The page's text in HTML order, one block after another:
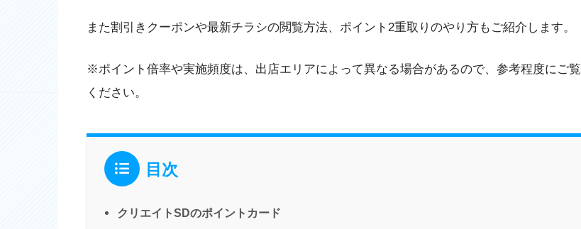
また割引きクーポンや最新チラシの閲覧方法、ポイント2重取りのやり方もご紹介します。
※ポイント倍率や実施頻度は、出店エリアによって異なる場合があるので、参考程度にご覧
ください。
目次
クリエイトSDのポイントカード